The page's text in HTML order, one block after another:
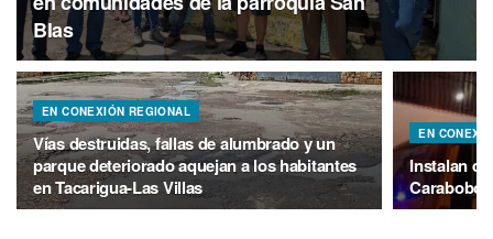
Blas
EN CONEXIÓN REGIONAL
Vías destruidas, fallas de alumbrado y un
parque deteriorado aquejan a los habitantes
en Tacarigua-Las Villas
EN
Instalan
Carabobo